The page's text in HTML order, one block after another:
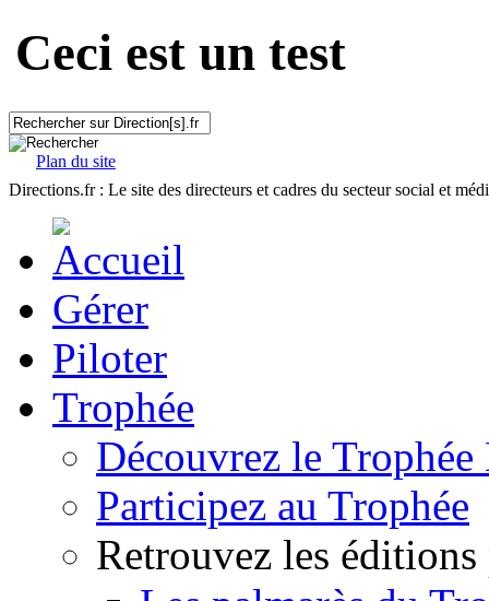
Ceci est un test
Plan du site
Directions.fr : Le site des directeurs et cadres du secteur social et
Gérer
Piloter
Trophée
Découvrez le
Participez au Trophée
Retrouvez les éditions